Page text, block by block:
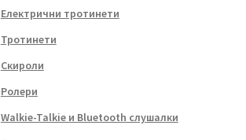
Електрични тротинети
Тротинети
Скироли
Ролери
Walkie-Talkie и Bluetooth слушалки